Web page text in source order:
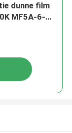
dunne film
MF5A-6-